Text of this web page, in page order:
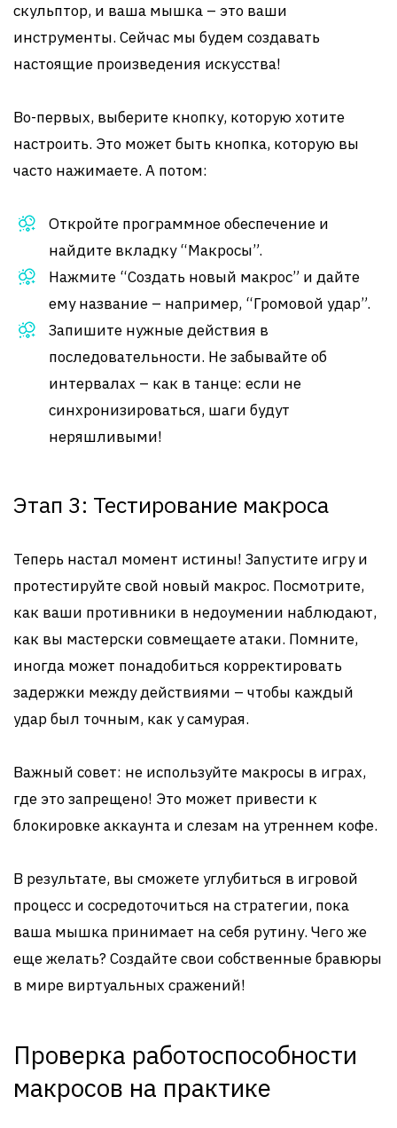
скульптор, и ваша мышка – это ваши
инструменты. Сейчас мы будем создавать
настоящие произведения искусства!
Во-первых, выберите кнопку, которую хотите
настроить. Это может быть кнопка, которую вы
часто нажимаете. А потом:
Откройте программное обеспечение и
найдите вкладку “Макросы”.
Нажмите “Создать новый макрос” и дайте
ему название – например, “Громовой удар”.
Запишите нужные действия в
последовательности. Не забывайте об
интервалах – как в танце: если не
синхронизироваться, шаги будут
неряшливыми!
Этап 3: Тестирование макроса
Теперь настал момент истины! Запустите игру и
протестируйте свой новый макрос. Посмотрите,
как ваши противники в недоумении наблюдают,
как вы мастерски совмещаете атаки. Помните,
иногда может понадобиться корректировать
задержки между действиями – чтобы каждый
удар был точным, как у самурая.
Важный совет: не используйте макросы в играх,
где это запрещено! Это может привести к
блокировке аккаунта и слезам на утреннем кофе.
В результате, вы сможете углубиться в игровой
процесс и сосредоточиться на стратегии, пока
ваша мышка принимает на себя рутину. Чего же
еще желать? Создайте свои собственные бравюры
в мире виртуальных сражений!
Проверка работоспособности
макросов на практике